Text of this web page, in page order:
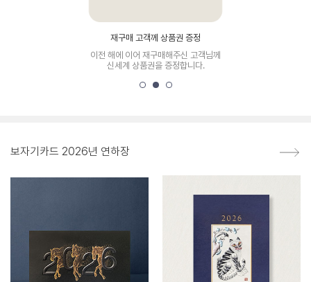
재구매 고객께 상품권 증정
이전 해에 이어 재구매해주신 고객님께
신세계 상품권을 증정합니다.
보자기카드 2026년 연하장